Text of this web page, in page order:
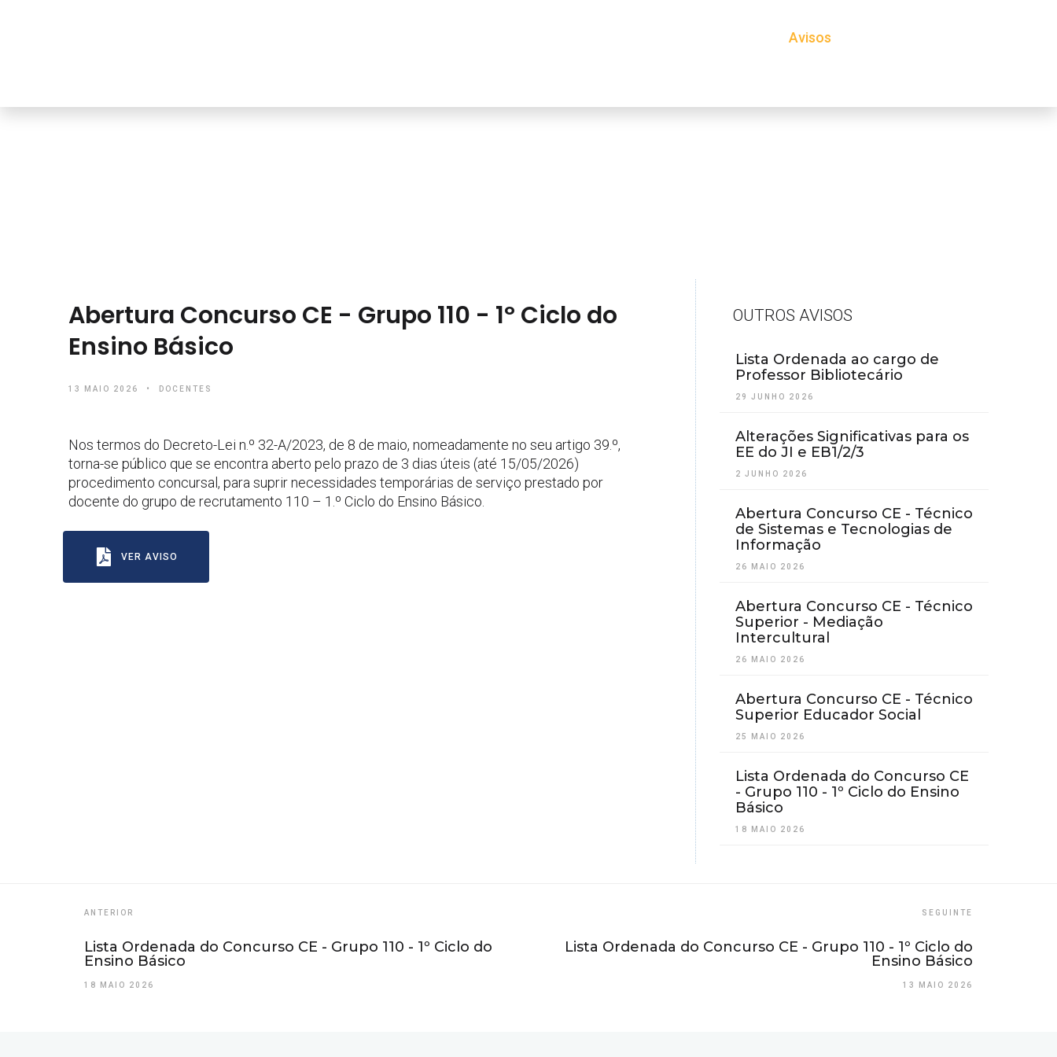
Avisos
Abertura Concurso CE - Grupo 110 - 1º Ciclo do
Ensino Básico
13 MAIO 2026 DOCENTES
Nos termos do Decreto-Lei n.º 32-A/2023, de 8 de maio, nomeadamente no seu artigo 39.º,
torna-se público que se encontra aberto pelo prazo de 3 dias úteis (até 15/05/2026)
procedimento concursal, para suprir necessidades temporárias de serviço prestado por
docente do grupo de recrutamento 110 – 1.º Ciclo do Ensino Básico.
VER AVISO
OUTROS AVISOS
Lista Ordenada ao cargo de
Professor Bibliotecário
29 JUNHO 2026
Alterações Significativas para os
EE do JI e EB1/2/3
2 JUNHO 2026
Abertura Concurso CE - Técnico
de Sistemas e Tecnologias de
Informação
26 MAIO 2026
Abertura Concurso CE - Técnico
Superior - Mediação
Intercultural
26 MAIO 2026
Abertura Concurso CE - Técnico
Superior Educador Social
25 MAIO 2026
Lista Ordenada do Concurso CE
- Grupo 110 - 1º Ciclo do Ensino
Básico
18 MAIO 2026
ANTERIOR
Lista Ordenada do Concurso CE - Grupo 110 - 1º Ciclo do
Ensino Básico
18 MAIO 2026
SEGUINTE
Lista Ordenada do Concurso CE - Grupo 110 - 1º Ciclo do
Ensino Básico
13 MAIO 2026